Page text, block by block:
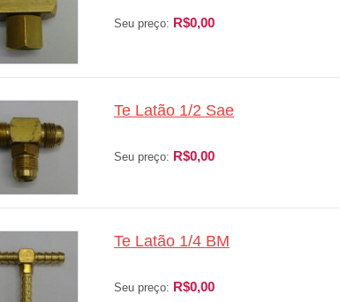
Seu preço: R$0,00
Te Latão 1/2 Sae
Seu preço: R$0,00
Te Latão 1/4 BM
Seu preço: R$0,00